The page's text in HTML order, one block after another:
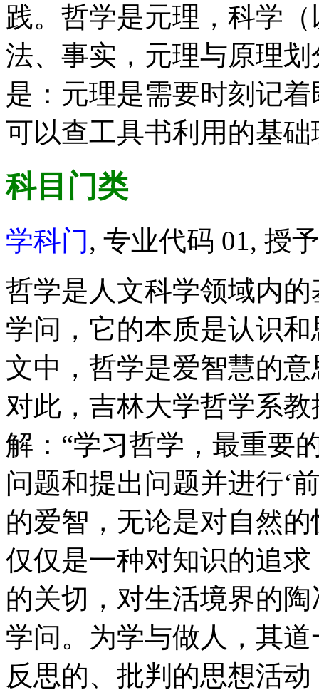
践。哲学是元理，科学
法、事实，元理与原理
是：元理是需要时刻记
可以查工具书利用的基础
科目门类
学科门, 专业代码 01, 授
哲学是人文科学领域内
学问，它的本质是认识
文中，哲学是爱智慧的
对此，吉林大学哲学系
解：“学习哲学，最重要
问题和提出问题并进行‘
的爱智，无论是对自然
仅仅是一种对知识的追
的关切，对生活境界的
学问。为学与做人，其
反思的、批判的思想活